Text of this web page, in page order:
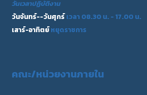
วันเวลาปฏิบัติงาน
วันจันทร์--วันศุกร์เวลา 08.30 น. - 17.00 น.
เสาร์-อาทิตย์หยุดราชการ
คณะ/หน่วยงานภายใน